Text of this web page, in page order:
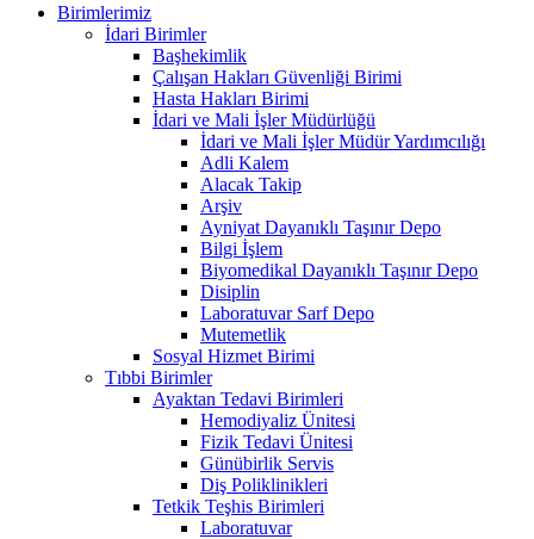
Birimlerimiz
İdari Birimler
Başhekimlik
Çalışan Hakları Güvenliği Birimi
Hasta Hakları Birimi
İdari ve Mali İşler Müdürlüğü
İdari ve Mali İşler Müdür Yardımcılığı
Adli Kalem
Alacak Takip
Arşiv
Ayniyat Dayanıklı Taşınır Depo
Bilgi İşlem
Biyomedikal Dayanıklı Taşınır Depo
Disiplin
Laboratuvar Sarf Depo
Mutemetlik
Sosyal Hizmet Birimi
Tıbbi Birimler
Ayaktan Tedavi Birimleri
Hemodiyaliz Ünitesi
Fizik Tedavi Ünitesi
Günübirlik Servis
Diş Poliklinikleri
Tetkik Teşhis Birimleri
Laboratuvar